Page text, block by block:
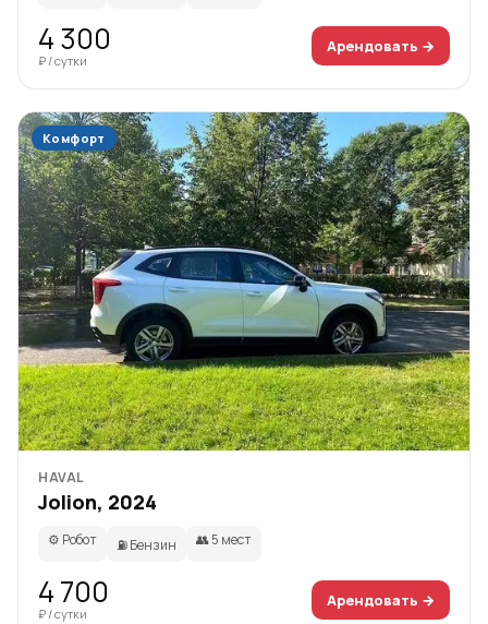
4 300
₽ / сутки
Арендовать →
Комфорт
HAVAL
Jolion, 2024
⚙️ Робот ⛽ Бензин 👥 5 мест
4 700
₽ / сутки
Арендовать →